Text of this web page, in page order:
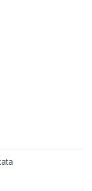
Sortirano po